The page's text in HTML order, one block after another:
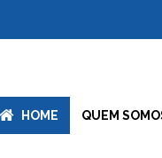
HOME QUEM